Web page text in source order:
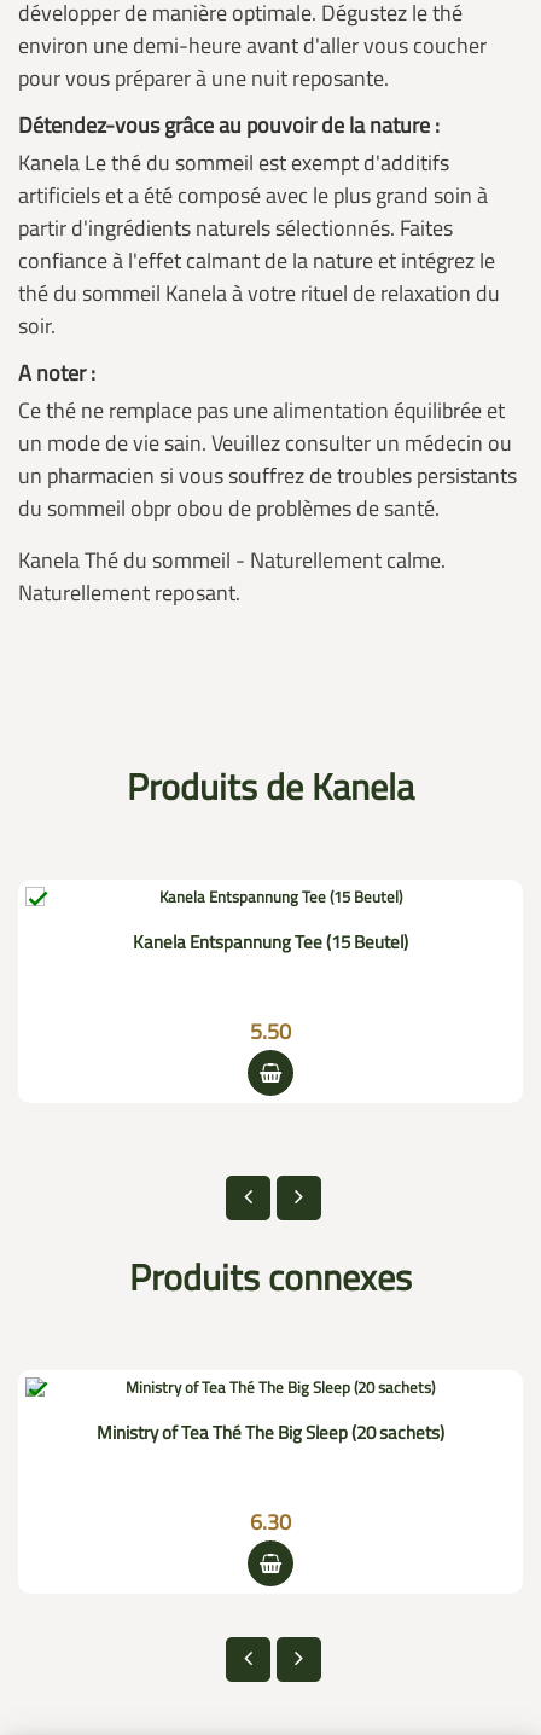
développer de manière optimale. Dégustez le thé
environ une demi-heure avant d'aller vous coucher
pour vous préparer à une nuit reposante.
Détendez-vous grâce au pouvoir de la nature :
Kanela Le thé du sommeil est exempt d'additifs
artificiels et a été composé avec le plus grand soin à
partir d'ingrédients naturels sélectionnés. Faites
confiance à l'effet calmant de la nature et intégrez le
thé du sommeil Kanela à votre rituel de relaxation du
soir.
A noter :
Ce thé ne remplace pas une alimentation équilibrée et
un mode de vie sain. Veuillez consulter un médecin ou
un pharmacien si vous souffrez de troubles persistants
du sommeil obpr obou de problèmes de santé.
Kanela Thé du sommeil - Naturellement calme.
Naturellement reposant.
Produits de Kanela

Kanela Entspannung Tee (15 Beutel)
5.50
Produits connexes

Ministry of Tea Thé The Big Sleep (20 sachets)
6.30